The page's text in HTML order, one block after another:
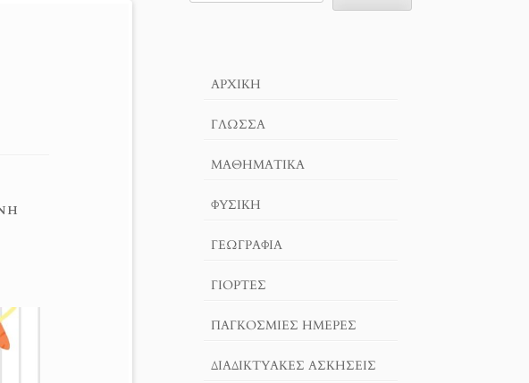
ΑΡΧΙΚΉ
ΓΛΏΣΣΑ
ΜΑΘΗΜΑΤΙΚΆ
ΦΥΣΙΚΗ
ΓΕΩΓΡΑΦΊΑ
ΓΙΟΡΤΈΣ
ΠΑΓΚΟΣΜΙΕΣ ΗΜΕΡΕΣ
ΔΙΑΔΙΚΤΥΑΚΈΣ ΑΣΚΉΣΕΙΣ